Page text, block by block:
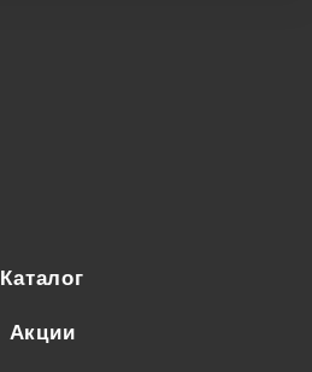
Каталог
Акции